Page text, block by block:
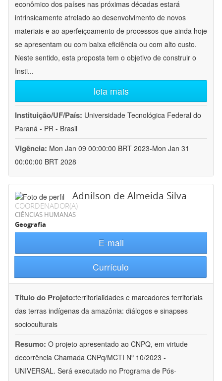
econômico dos países nas próximas décadas estará
intrinsicamente atrelado ao desenvolvimento de novos
materiais e ao aperfeiçoamento de processos que ainda hoje
se apresentam ou com baixa eficiência ou com alto custo.
Neste sentido, esta proposta tem o objetivo de construir o
Insti...
leia mais
Instituição/UF/País: Universidade Tecnológica Federal do
Paraná - PR - Brasil
Vigência: Mon Jan 09 00:00:00 BRT 2023-Mon Jan 31
00:00:00 BRT 2028
Adnilson de Almeida Silva
COORDENADOR(A)
CIÊNCIAS HUMANAS
Geografia
E-mail
Currículo
Título do Projeto:territorialidades e marcadores territoriais
das terras indígenas da amazônia: diálogos e sinapses
socioculturais
Resumo: O projeto apresentado ao CNPQ, em virtude
decorrência Chamada CNPq/MCTI Nº 10/2023 -
UNIVERSAL. Será executado no Programa de Pós-